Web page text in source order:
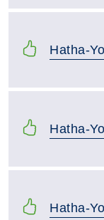
Hatha-
Hatha-
Hatha-